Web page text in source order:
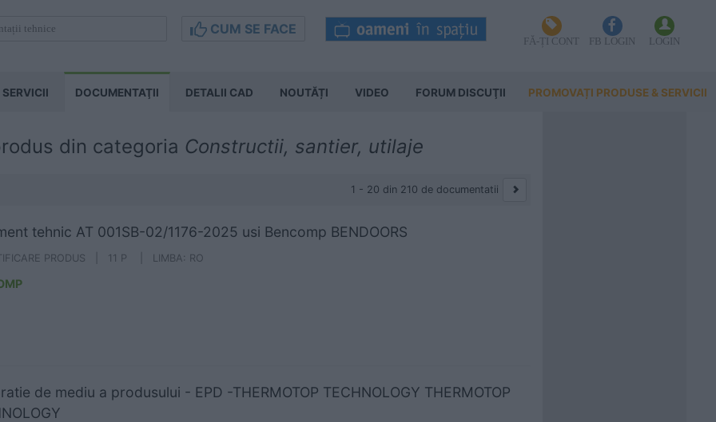
CUM SE FACE
FĂ-ȚI CONT FB LOGIN LOGIN
SERVICII DOCUMENTAŢII DETALII CAD NOUTĂȚI VIDEO FORUM DISCUŢII PROMOVAȚI PRODUSE & SERVICII
din categoria Constructii, santier, utilaje
1 - 20 din 210 de documentatii
tehnic AT 001SB-02/1176-2025 usi Bencomp BENDOORS
PRODUS | 11 P | LIMBA: RO
de mediu a produsului - EPD -THERMOTOP TECHNOLOGY THERMOTOP